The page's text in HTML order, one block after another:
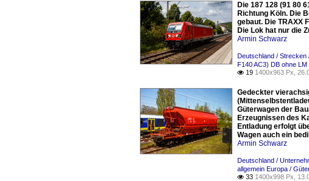
Die 187 128 (91 80
Richtung Köln. Die
gebaut. Die TRAXX
Die Lok hat nur die
Armin Schwarz
Deutschland / Strecken
F140 AC3) DB ohne LM
 19 1400x963 Px,
Gedeckter
Güterwagen der
Erzeugnissen des
Entladung erfolgt
Wagen auch ein
Armin Schwarz
Deutschland /
allgemein Europa /
 33 1400x998 Px,